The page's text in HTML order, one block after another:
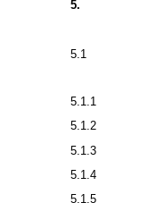
5.
5.1
5.1.1
5.1.2
5.1.3
5.1.4
5.1.5